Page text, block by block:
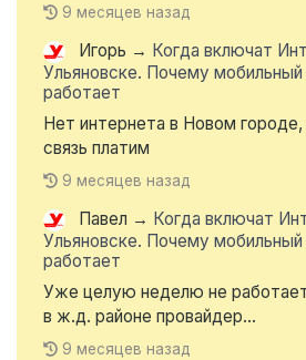
9 месяцев назад
Игорь → Когда включат
Ульяновске. Почему мобильный
работает
Нет интернета в Новом
связь платим
9 месяцев назад
Павел → Когда включат
Ульяновске. Почему мобильный
работает
Уже целую неделю не
в ж.д. районе провайдер...
9 месяцев назад